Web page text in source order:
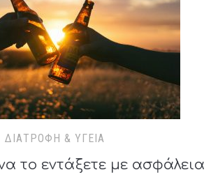
ΔΙΑΤΡΟΦΉ & ΥΓΕΊΑ
το εντάξετε με ασφάλεια